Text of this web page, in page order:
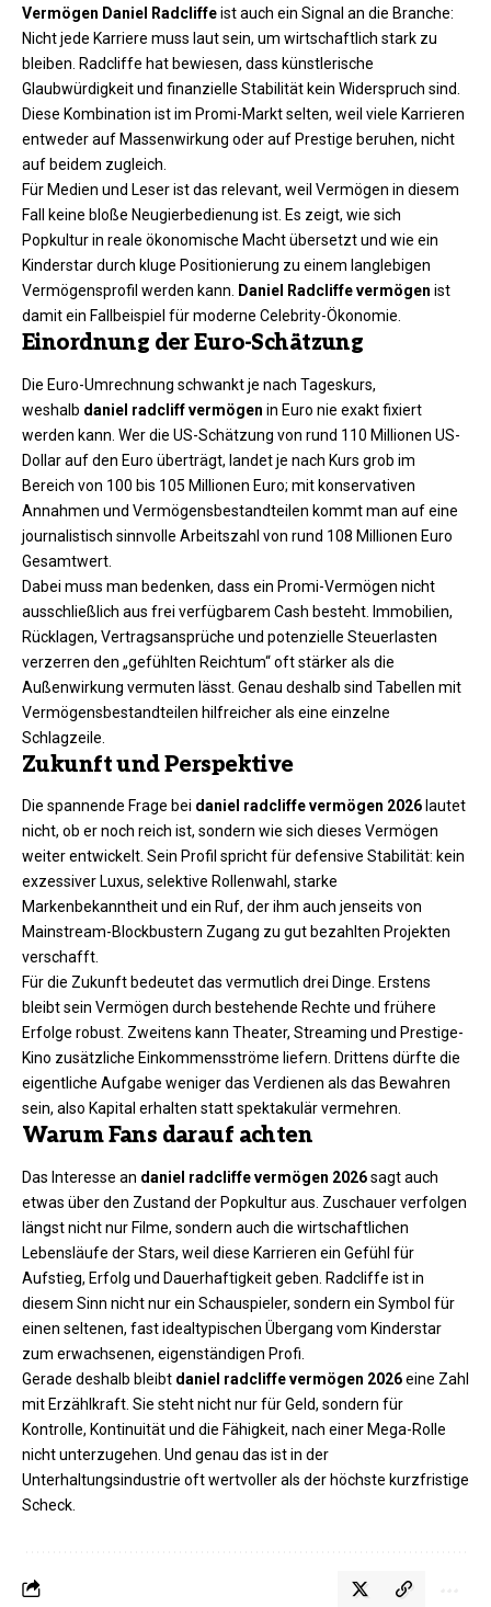
Vermögen Daniel Radcliffeist auch ein Signal an die Branche:
Nicht jede Karriere muss laut sein, um wirtschaftlich stark zu
bleiben. Radcliffe hat bewiesen, dass künstlerische
Glaubwürdigkeit und finanzielle Stabilität kein Widerspruch sind.
Diese Kombination ist im Promi-Markt selten, weil viele Karrieren
entweder auf Massenwirkung oder auf Prestige beruhen, nicht
auf beidem zugleich.
Für Medien und Leser ist das relevant, weil Vermögen in diesem
Fall keine bloße Neugierbedienung ist. Es zeigt, wie sich
Popkultur in reale ökonomische Macht übersetzt und wie ein
Kinderstar durch kluge Positionierung zu einem langlebigen
Vermögensprofil werden kann.
Daniel Radcliffe vermögen ist
damit ein Fallbeispiel für moderne Celebrity-Ökonomie.
Einordnung der Euro-Schätzung
Die Euro-Umrechnung schwankt je nach Tageskurs,
weshalb daniel radcliff vermögen in Euro nie exakt fixiert
werden kann. Wer die US-Schätzung von rund 110 Millionen US-
Dollar auf den Euro überträgt, landet je nach Kurs grob im
Bereich von 100 bis 105 Millionen Euro; mit konservativen
Annahmen und Vermögensbestandteilen kommt man auf eine
journalistisch sinnvolle Arbeitszahl von rund 108 Millionen Euro
Gesamtwert.
Dabei muss man bedenken, dass ein Promi-Vermögen nicht
ausschließlich aus frei verfügbarem Cash besteht. Immobilien,
Rücklagen, Vertragsansprüche und potenzielle Steuerlasten
verzerren den „gefühlten Reichtum“ oft stärker als die
Außenwirkung vermuten lässt. Genau deshalb sind Tabellen mit
Vermögensbestandteilen hilfreicher als eine einzelne
Schlagzeile.
Zukunft und Perspektive
Die spannende Frage bei daniel radcliffe vermögen 2026 lautet
nicht, ob er noch reich ist, sondern wie sich dieses Vermögen
weiter entwickelt. Sein Profil spricht für defensive Stabilität: kein
exzessiver Luxus, selektive Rollenwahl, starke
Markenbekanntheit und ein Ruf, der ihm auch jenseits von
Mainstream-Blockbustern Zugang zu gut bezahlten Projekten
verschafft.
Für die Zukunft bedeutet das vermutlich drei Dinge. Erstens
bleibt sein Vermögen durch bestehende Rechte und frühere
Erfolge robust. Zweitens kann Theater, Streaming und Prestige-
Kino zusätzliche Einkommensströme liefern. Drittens dürfte die
eigentliche Aufgabe weniger das Verdienen als das Bewahren
sein, also Kapital erhalten statt spektakulär vermehren.
Warum Fans darauf achten
Das Interesse an daniel radcliffe vermögen 2026sagt auch
etwas über den Zustand der Popkultur aus. Zuschauer verfolgen
längst nicht nur Filme, sondern auch die wirtschaftlichen
Lebensläufe der Stars, weil diese Karrieren ein Gefühl für
Aufstieg, Erfolg und Dauerhaftigkeit geben. Radcliffe ist in
diesem Sinn nicht nur ein Schauspieler, sondern ein Symbol für
einen seltenen, fast idealtypischen Übergang vom Kinderstar
zum erwachsenen, eigenständigen Profi.
Gerade deshalb bleibt daniel radcliffe vermögen 2026eine Zahl
mit Erzählkraft. Sie steht nicht nur für Geld, sondern für
Kontrolle, Kontinuität und die Fähigkeit, nach einer Mega-Rolle
nicht unterzugehen. Und genau das ist in der
Unterhaltungsindustrie oft wertvoller als der höchste kurzfristige
Scheck.